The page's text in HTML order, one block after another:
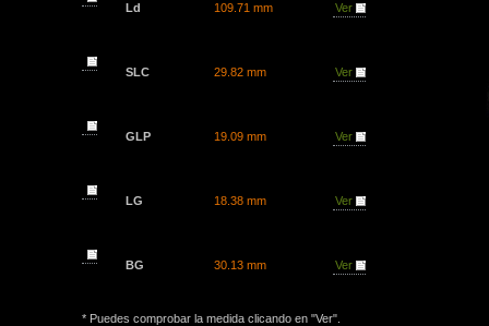
* Puedes comprobar la medida clicando en "Ver".
Ld 109.71 mm Ver
SLC 29.82 mm Ver
GLP 19.09 mm Ver
LG 18.38 mm Ver
BG 30.13 mm Ver